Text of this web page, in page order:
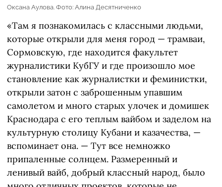
Оксана Аулова. Фото: Алина Десятниченко
«Там я познакомилась с классными людьми,
которые открыли для меня город — трамваи,
Сормовскую, где находится факультет
журналистики КубГУ и где произошло мое
становление как журналистки и феминистки,
открыли затон с заброшенным упавшим
самолетом и много старых улочек и домишек
Краснодара с его теплым вайбом и заделом на
культурную столицу Кубани и казачества, —
вспоминает она. — Тут все немножко
припаленные солнцем. Размеренный и
ленивый вайб, добрый классный народ, было